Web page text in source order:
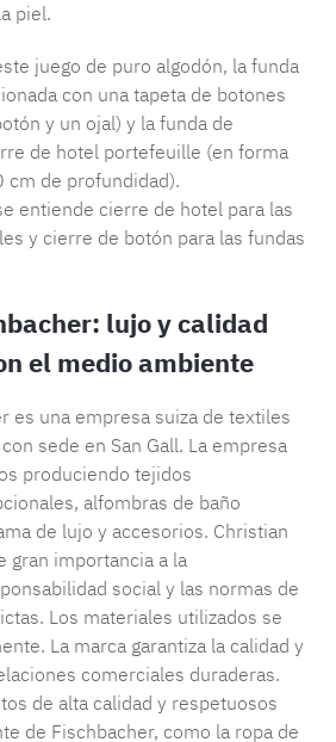
piel.
juego de puro algodón, la funda
con una tapeta de botones
y un ojal) y la funda de
de hotel portefeuille (en forma
cm de profundidad).
entiende cierre de hotel para las
y cierre de botón para las fundas
lujo y calidad
el medio ambiente
es una empresa suiza de textiles
sede en San Gall. La empresa
produciendo tejidos
alfombras de baño
de lujo y accesorios. Christian
gran importancia a la
social y las normas de
Los materiales utilizados se
La marca garantiza la calidad y
comerciales duraderas.
de alta calidad y respetuosos
de Fischbacher, como la ropa de